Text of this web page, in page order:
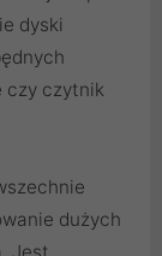
dyski
czy czytnik
dużych